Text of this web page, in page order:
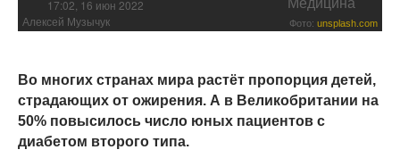
17:02, 16 июн 2022
Алексей Музычук Фото: unsplash.com
Во многих странах мира растёт пропорция детей,
страдающих от ожирения. А в Великобритании на
50% повысилось число юных пациентов с
диабетом второго типа.